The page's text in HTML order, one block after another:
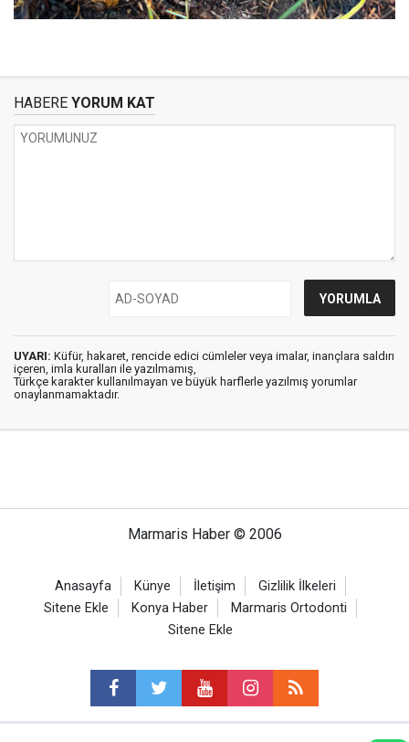
HABERE YORUM KAT
UYARI: Küfür, hakaret, rencide edici cümleler veya imalar, inançlara saldırı
içeren, imla kuralları ile yazılmamış,
Türkçe karakter kullanılmayan ve büyük harflerle yazılmış yorumlar
onaylanmamaktadır.
Marmaris Haber © 2006
Anasayfa Künye İletişim
Gizlilik İlkeleri
Sitene Ekle
Konya Haber
Marmaris Ortodonti
Sitene Ekle